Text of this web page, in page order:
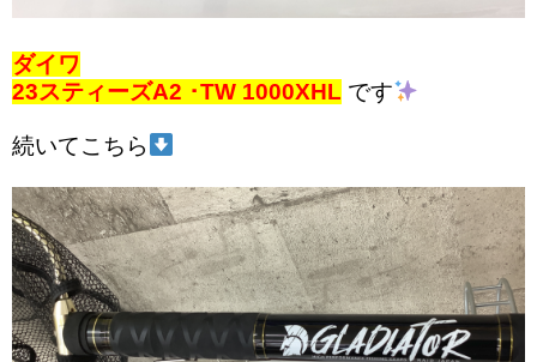
ダイワ
23スティーズA2 ･TW 1000XHL です
続いてこちら